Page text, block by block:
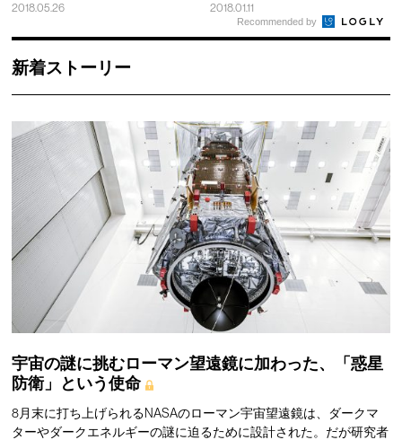
2018.05.26 2018.01.11
Recommended by
新着ストーリー
宇宙の謎に挑むローマン望遠鏡に加わった、「惑星
防衛」という使命
8月末に打ち上げられるNASAのローマン宇宙望遠鏡は、ダークマ
ターやダークエネルギーの謎に迫るために設計された。だが研究者